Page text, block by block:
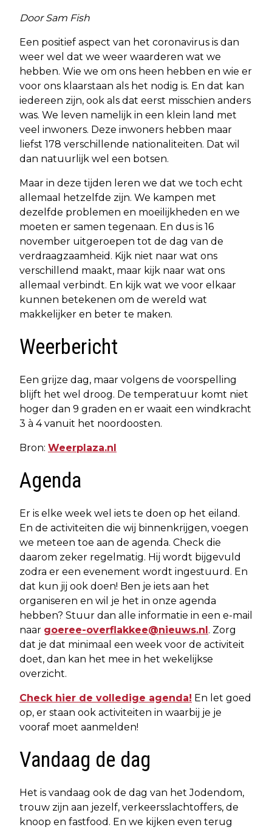
Door Sam Fish
Een positief aspect van het coronavirus is dan
weer wel dat we weer waarderen wat we
hebben. Wie we om ons heen hebben en wie er
voor ons klaarstaan als het nodig is. En dat kan
iedereen zijn, ook als dat eerst misschien anders
was. We leven namelijk in een klein land met
veel inwoners. Deze inwoners hebben maar
liefst 178 verschillende nationaliteiten. Dat wil
dan natuurlijk wel een botsen.
Maar in deze tijden leren we dat we toch echt
allemaal hetzelfde zijn. We kampen met
dezelfde problemen en moeilijkheden en we
moeten er samen tegenaan. En dus is 16
november uitgeroepen tot de dag van de
verdraagzaamheid. Kijk niet naar wat ons
verschillend maakt, maar kijk naar wat ons
allemaal verbindt. En kijk wat we voor elkaar
kunnen betekenen om de wereld wat
makkelijker en beter te maken.
Weerbericht
Een grijze dag, maar volgens de voorspelling
blijft het wel droog. De temperatuur komt niet
hoger dan 9 graden en er waait een windkracht
3 à 4 vanuit het noordoosten.
Bron: Weerplaza.nl
Agenda
Er is elke week wel iets te doen op het eiland.
En de activiteiten die wij binnenkrijgen, voegen
we meteen toe aan de agenda. Check die
daarom zeker regelmatig. Hij wordt bijgevuld
zodra er een evenement wordt ingestuurd. En
dat kun jij ook doen! Ben je iets aan het
organiseren en wil je het in onze agenda
hebben? Stuur dan alle informatie in een e-mail
naar goeree-overflakkee@nieuws.nl. Zorg
dat je dat minimaal een week voor de activiteit
doet, dan kan het mee in het wekelijkse
overzicht.
Check hier de volledige agenda! En let goed
op, er staan ook activiteiten in waarbij je je
vooraf moet aanmelden!
Vandaag de dag
Het is vandaag ook de dag van het Jodendom,
trouw zijn aan jezelf, verkeersslachtoffers, de
knoop en fastfood. En we kijken even terug